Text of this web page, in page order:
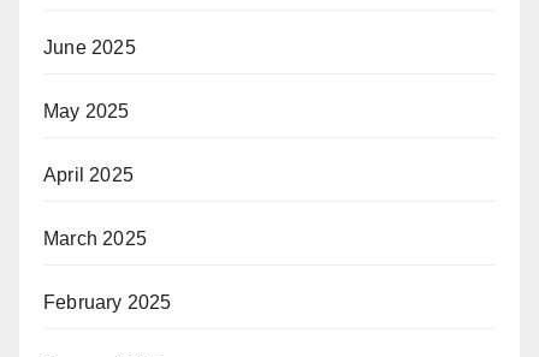
June 2025
May 2025
April 2025
March 2025
February 2025